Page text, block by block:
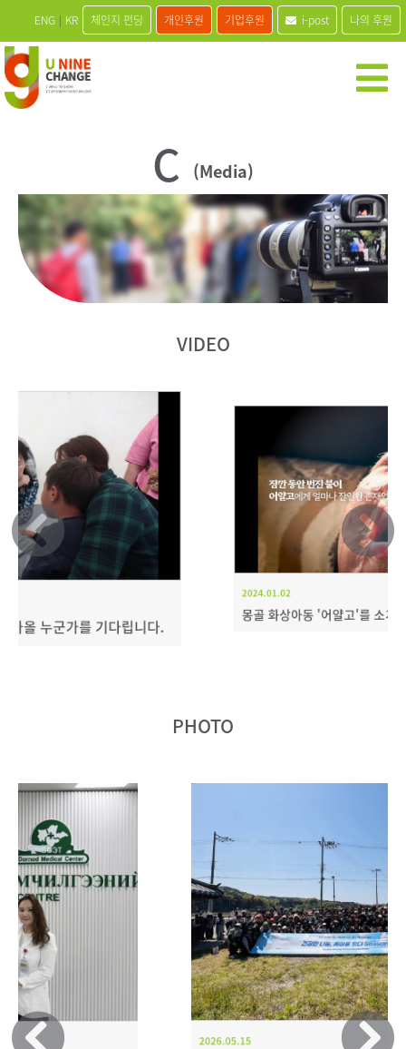
ENG | KR 체인지 펀딩 개인후원 기업후원 i-post 나의 후원
C (Media)
VIDEO
몽골 화상아동 '어얄고'를 소개합니다.
PHOTO